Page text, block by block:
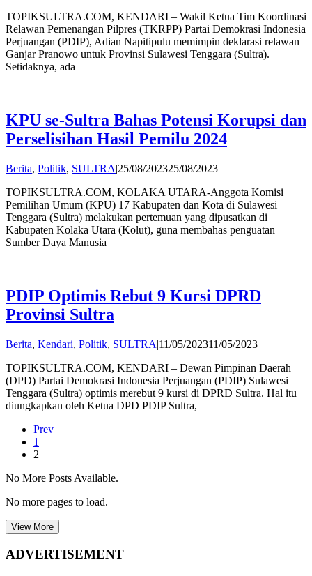
Hatta
TOPIKSULTRA.COM, KENDARI – Wakil Ketua Tim Koordinasi
Relawan Pemenangan Pilpres (TKRPP) Partai Demokrasi Indonesia
Perjuangan (PDIP), Adian Napitipulu memimpin deklarasi relawan
Ganjar Pranowo untuk Provinsi Sulawesi Tenggara (Sultra).
Setidaknya, ada
KPU se-Sultra Bahas Potensi Korupsi dan
Perselisihan Hasil Pemilu 2024
Berita, Politik, SULTRA|25/08/202325/08/2023by
Hatta
TOPIKSULTRA.COM, KOLAKA UTARA-Anggota Komisi
Pemilihan Umum (KPU) 17 Kabupaten dan Kota di Sulawesi
Tenggara (Sultra) melakukan pertemuan yang dipusatkan di
Kabupaten Kolaka Utara (Kolut), guna membahas penguatan
Sumber Daya Manusia
PDIP Optimis Rebut 9 Kursi DPRD
Provinsi Sultra
Berita, Kendari, Politik, SULTRA|11/05/202311/05/2023by
Hatta
TOPIKSULTRA.COM, KENDARI – Dewan Pimpinan Daerah
(DPD) Partai Demokrasi Indonesia Perjuangan (PDIP) Sulawesi
Tenggara (Sultra) optimis merebut 9 kursi di DPRD Sultra. Hal itu
diungkapkan oleh Ketua DPD PDIP Sultra,
Prev
1
2
No More Posts Available.
No more pages to load.
View More
ADVERTISEMENT